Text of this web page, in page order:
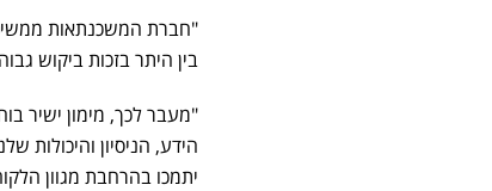
"חברת המשכנתאות
בין היתר בזכות ביקוש
"מעבר לכך, מימון ישיר
הידע, הניסיון והיכולות
יתמכו בהרחבת מגוון